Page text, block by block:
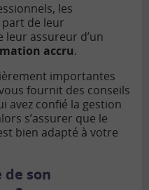
les
de leur
assureur d’un
accru.
importantes
fournit des conseils
avez confié la gestion
s’assurer que le
bien adapté à votre
son